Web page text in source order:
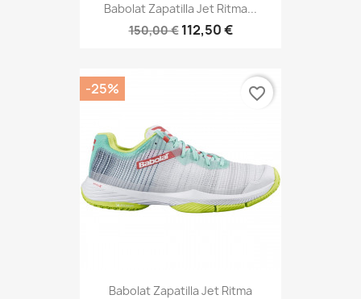
Babolat Zapatilla Jet Ritma...
150,00 € 112,50 €
Babolat Zapatilla Jet Ritma
-25% favorite_border